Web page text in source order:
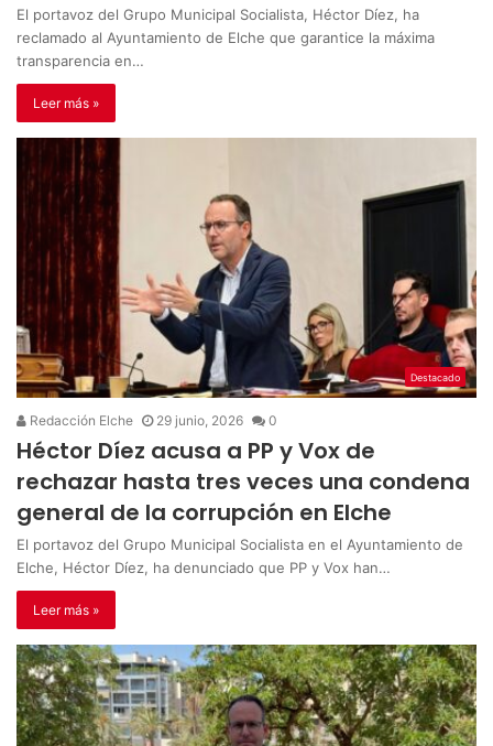
El portavoz del Grupo Municipal Socialista, Héctor Díez, ha
reclamado al Ayuntamiento de Elche que garantice la máxima
transparencia en…
Leer más »
Destacado
Redacción Elche 29 junio, 2026 0
Héctor Díez acusa a PP y Vox de
rechazar hasta tres veces una condena
general de la corrupción en Elche
El portavoz del Grupo Municipal Socialista en el Ayuntamiento de
Elche, Héctor Díez, ha denunciado que PP y Vox han…
Leer más »